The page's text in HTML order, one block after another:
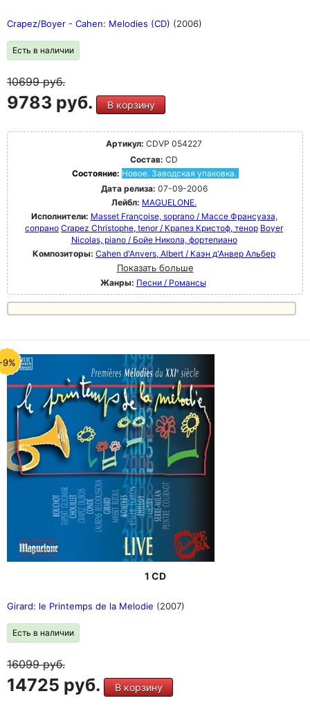
Crapez/Boyer - Cahen: Melodies (CD) (2006)
Есть в наличии
10699руб.
9783 руб. В корзину
Артикул: CDVP 054227
Состав: CD
Состояние: Новое. Заводская упаковка.
Дата релиза: 07-09-2006
Лейбл: MAGUELONE.
Исполнители: Masset Françoise, soprano / Массе Франсуаза,
сопрано Crapez Christophe, tenor / Крапез Кристоф, тенор Boyer
Nicolas, piano / Бойе Никола, фортепиано
Композиторы: Cahen d'Anvers, Albert / Каэн д'Анвер Альбер
Показать больше
Жанры: Песни / Романсы
9%
1 CD
Girard: le Printemps de la Melodie (2007)
Есть в наличии
16099руб.
14725 руб. В корзину